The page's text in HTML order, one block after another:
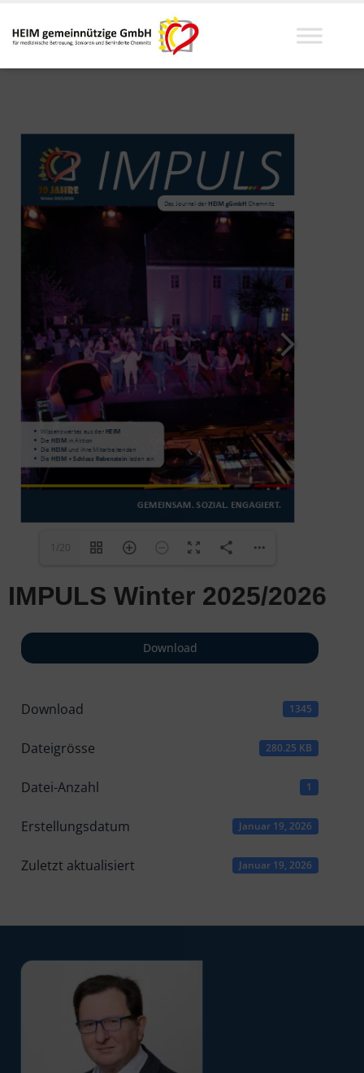
1/20
IMPULS Winter 2025/2026
Download
Download 1345
Dateigrösse 280.25 KB
Datei-Anzahl 1
Erstellungsdatum Januar 19, 2026
Zuletzt aktualisiert Januar 19, 2026